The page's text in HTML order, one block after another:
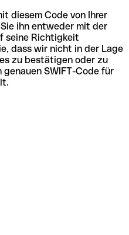
diesem Code von Ihrer
ihn entweder mit der
seine Richtigkeit
dass wir nicht in der Lage
zu bestätigen oder zu
SWIFT-Code für